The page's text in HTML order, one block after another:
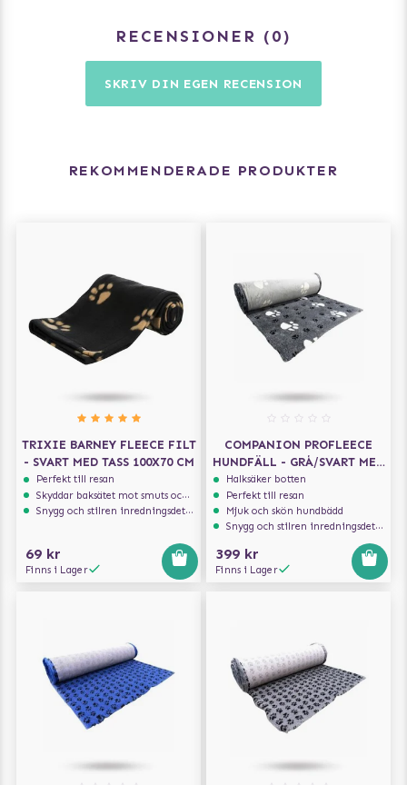
RECENSIONER 0
SKRIV DIN EGEN RECENSION
REKOMMENDERADE PRODUKTER
TRIXIE BARNEY FLEECE FILT
- SVART MED TASS 100X70 CM
Perfekt till resan
Skyddar baksätet mot smuts och päls
Snygg och stilren inredningsdetalj
69 kr
Finns i Lager
COMPANION PROFLEECE
HUNDFÄLL - GRÅ/SVART MED
TASSAR 100X75 CM
Halksäker botten
Perfekt till resan
Mjuk och skön hundbädd
Snygg och stilren inredningsdetalj
399 kr
Finns i Lager